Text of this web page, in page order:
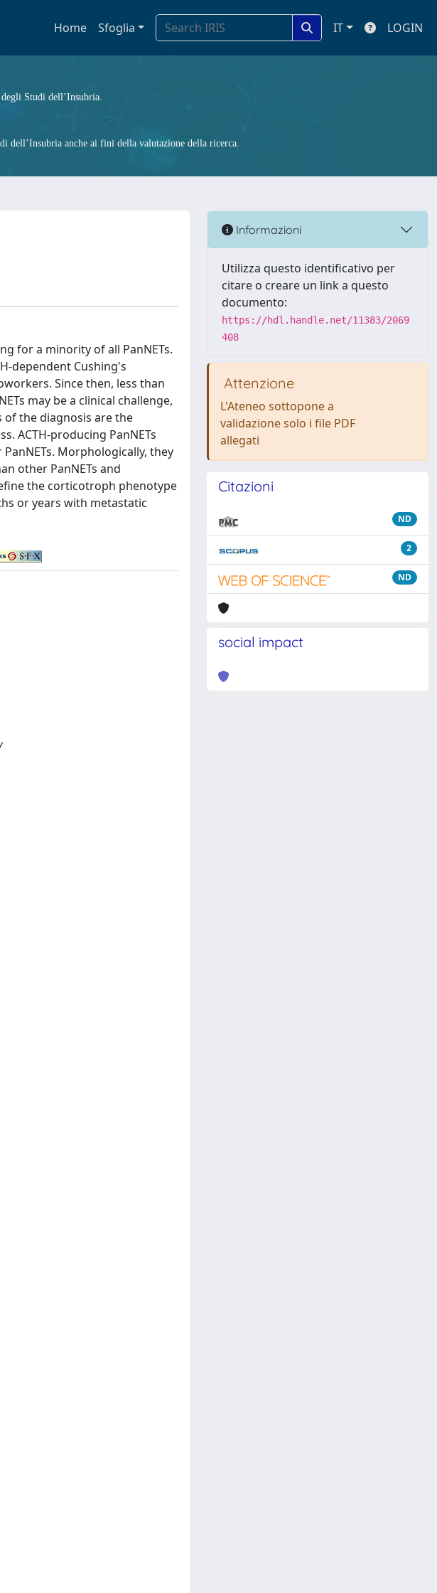
Home Sfoglia IT LOGIN
Studi dell’Insubria.
dell’Insubria anche ai fini della valutazione della ricerca.
for a minority of all PanNETs.
dependent Cushing's
Since then, less than
may be a clinical challenge,
of the diagnosis are the
ACTH-producing PanNETs
Morphologically, they
other PanNETs and
the corticotroph phenotype
or years with metastatic
Informazioni
Utilizza questo identificativo per
citare o creare un link a questo
documento:
https://hdl.handle.net/11383/2069
408
Attenzione
L'Ateneo sottopone a
validazione solo i file PDF
allegati
Citazioni
ND
2
ND
social impact